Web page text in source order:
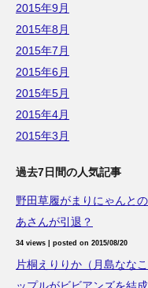
2015年9月
2015年8月
2015年7月
2015年6月
2015年5月
2015年4月
2015年3月
過去7日間の人気記事
野田草履がまりにゃんと
あさんが引退？
34 views posted on 2015/08/20
片桐えりりか（月島なな